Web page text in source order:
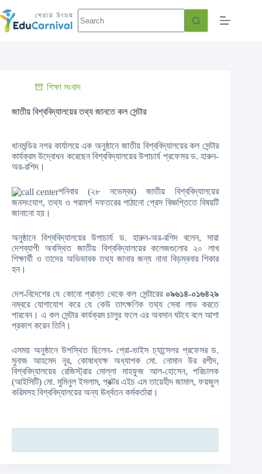
শিক্ষা সংবাদ
জাতীয় বিশ্ববিদ্যালয়ের তথ্য জানতে কল সেন্টার
ধানমন্ডির নগর কার্যালয়ে এক অনুষ্ঠানে জাতীয় বিশ্ববিদ্যালয়ের কল সেন্টার
কার্যক্রম উদ্বোধন করেছেন বিশ্ববিদ্যালয়ের উপাচার্য প্রফেসর ড. হারুন-
অর-রশিদ।
শনিবার (২৮ নভেম্বর) জাতীয় বিশ্ববিদ্যালয়ের
জনসংযোগ, তথ্য ও পরামর্শ দফতরের পাঠানো প্রেস বিজ্ঞপ্তিতে বিষয়টি
জানানো হয়।
অনুষ্ঠানে বিশ্ববিদ্যালয়ের উপাচার্য ড. হারুন-অর-রশিদ বলেন, সারা
দেশব্যাপী অবস্থিত জাতীয় বিশ্ববিদ্যালয়ের কলেজগুলোর ২০ লাখ
শিক্ষার্থী ও তাদের অভিভাবক তথ্য জানার জন্য নানা বিড়ম্বনার শিকার
হন।
দেশ-বিদেশের যে কোনো প্রান্ত থেকে কল সেন্টারের ০৯৬১৪-০১৬৪২৯
নম্বরে যোগাযোগ করে যে কেউ তাৎক্ষণিক তথ্য সেবা লাভ করতে
পারবেন। এ কল সেন্টার কার্যক্রম চালুর ফলে এর অবসান ঘটবে বলে আশা
প্রকাশ করেন তিনি।
এসময় অনুষ্ঠানে উপস্থিত ছিলেন- প্রো-ভাইস চ্যান্সেলর প্রফেসর ড.
মুনাজ আহমেদ নূর, কোষাধ্যক্ষ অধ্যাপক মো. নোমান উর রশীদ,
বিশ্ববিদ্যালয়ের রেজিস্ট্রার মোল্লা মাহফুজ আল-হোসেন, পরিচালক
(আইসিটি) মো. মুমিনুল ইসলাম, প্রক্টর এইচ এম তায়েহীদ জামাল, ফয়জুল
করিমসহ বিশ্ববিদ্যালয়ের অন্য ঊর্ধ্বতন কর্মকর্তারা।